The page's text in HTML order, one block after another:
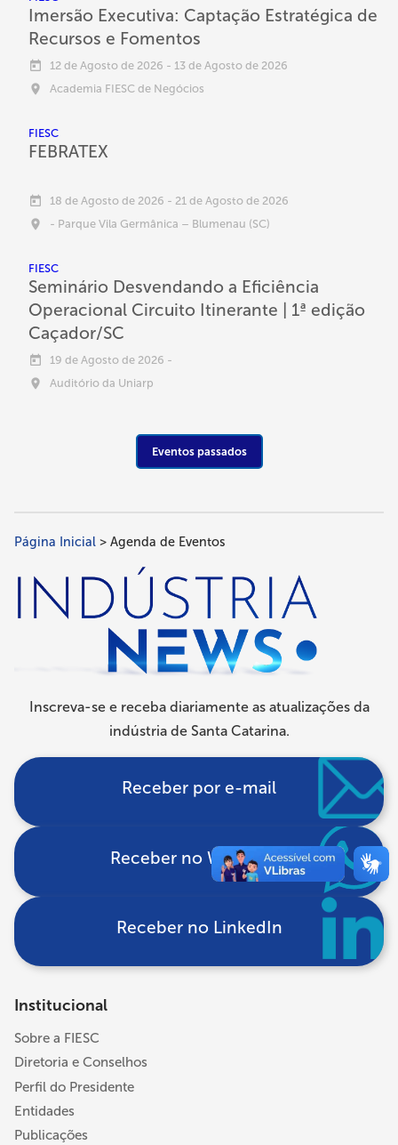
Imersão Executiva: Captação Estratégica de
Recursos e Fomentos
12 de Agosto de 2026 - 13 de Agosto de 2026
Academia FIESC de Negócios
FIESC
FEBRATEX
18 de Agosto de 2026 - 21 de Agosto de 2026
- Parque Vila Germânica – Blumenau (SC)
FIESC
Seminário Desvendando a Eficiência
Operacional Circuito Itinerante | 1ª edição
Caçador/SC
19 de Agosto de 2026 -
Auditório da Uniarp
Eventos passados
Trilha
de
navegação
Página Inicial Agenda de Eventos
Inscreva-se e receba diariamente as atualizações da
indústria de Santa Catarina.
Receber por e-mail
Receber no WhatsApp
Receber no LinkedIn
Institucional
Sobre a FIESC
Diretoria e Conselhos
Perfil do Presidente
Entidades
Publicações